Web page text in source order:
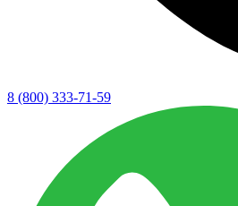
8 (800) 333-71-59